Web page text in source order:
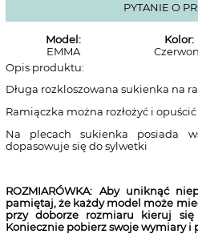
PYTANIE O
Model:
EMMA
Kolor:
Opis produktu:
Długa rozkloszowana sukienka na
Ramiączka można rozłożyć i
Na plecach sukienka posiada
dopasowuje się do sylwetki
ROZMIARÓWKA: Aby uniknąć
pamiętaj, że każdy model może
przy doborze rozmiaru kieruj
Koniecznie pobierz swoje wymiary i